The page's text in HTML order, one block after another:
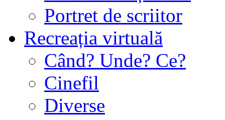
Portret de scriitor
Recreația virtuală
Când? Unde? Ce?
Cinefil
Diverse